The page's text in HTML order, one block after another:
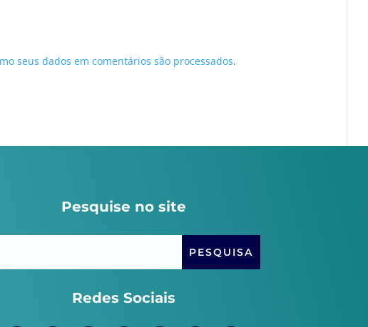
seus dados em comentários são processados.
Pesquise no site
Redes Sociais